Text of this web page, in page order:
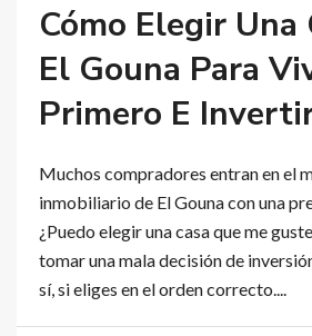
Cómo Elegir Una
El Gouna Para
Primero E
Muchos compradores entran en el
inmobiliario de El Gouna con una
¿Puedo elegir una casa que me
tomar una mala decisión de
sí, si eliges en el orden correcto....